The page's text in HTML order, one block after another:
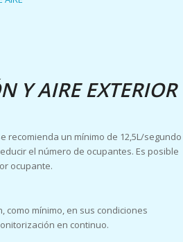
Y AIRE EXTERIOR
recomienda un mínimo de 12,5L/segundo
el número de ocupantes. Es posible
ocupante.
mínimo, en sus condiciones
en continuo.